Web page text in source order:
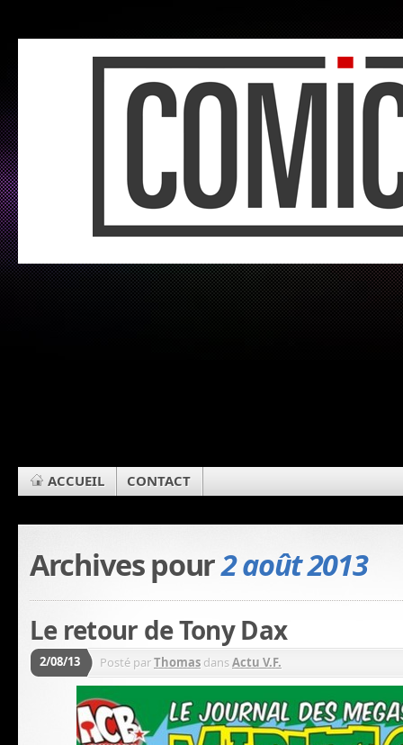
ACCUEIL CONTACT
Archives pour2 août 2013
Le retour de Tony Dax
2/08/13 Posté parThomas dansActu V.F.